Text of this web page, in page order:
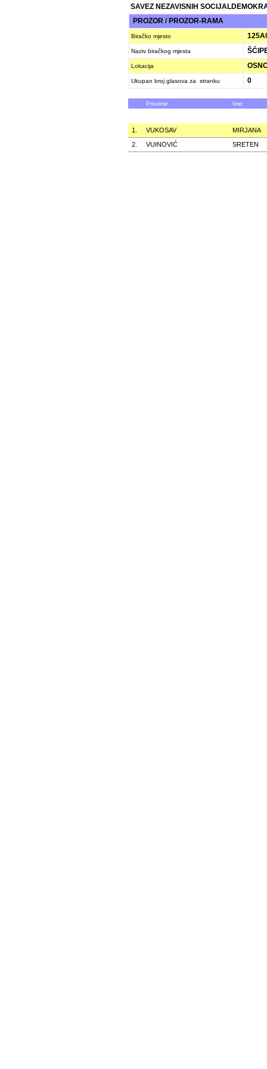
SAVEZ NEZAVISNIH
PROZOR / PROZOR-RAMA
Biračko mjesto
Naziv biračkog mjesta
Lokacija
Ukupan broj glasova za stranku 0
Prezime Ime
1. VUKOSAV
MIRJANA
2.
VUINOVIĆ SRETEN